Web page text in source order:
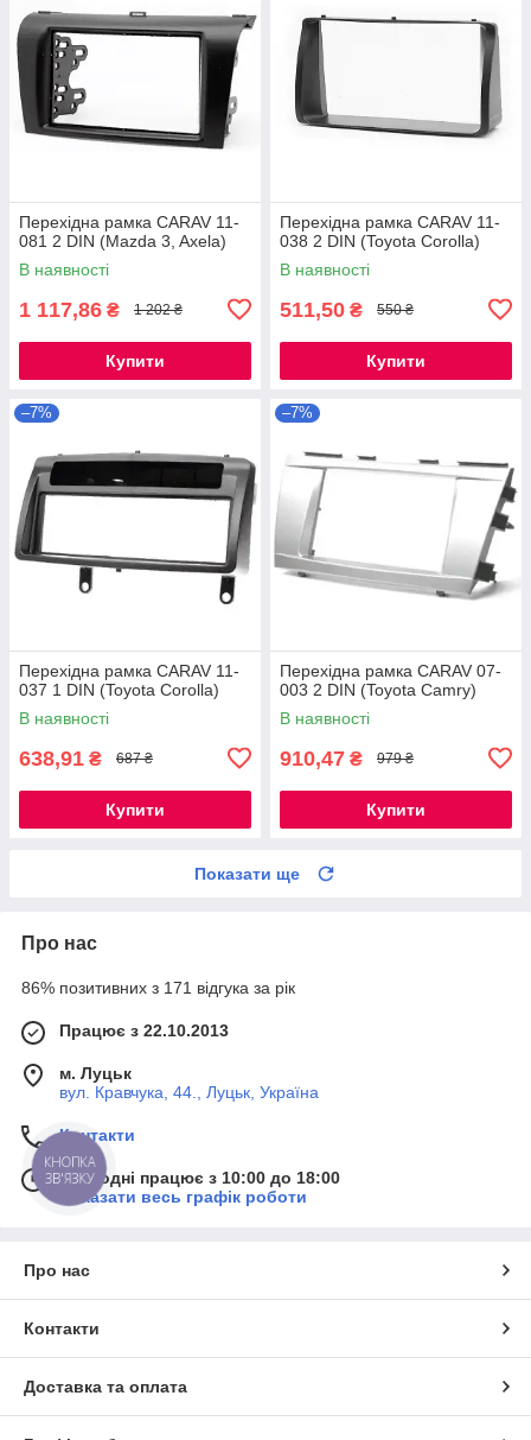
Перехідна рамка CARAV 11-
081 2 DIN (Mazda 3, Axela)
В наявності
1 117,86 ₴ 1 202 ₴
Купити
Перехідна рамка CARAV 11-
038 2 DIN (Toyota Corolla)
В наявності
511,50 ₴ 550 ₴
Купити
–7%
Перехідна рамка CARAV 11-
037 1 DIN (Toyota Corolla)
В наявності
638,91 ₴ 687 ₴
Купити
–7%
Перехідна рамка CARAV 07-
003 2 DIN (Toyota Camry)
В наявності
910,47 ₴ 979 ₴
Купити
Показати ще
Про нас
86% позитивних з 171 відгука за рік
Працює з 22.10.2013
м. Луцьк
вул. Кравчука, 44., Луцьк, Україна
Контакти
Сьогодні працює з 10:00 до 18:00
Показати весь графік роботи
Про нас
Контакти
Доставка та оплата
КНОПКА
ЗВ'ЯЗКУ